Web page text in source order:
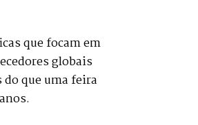
que focam em
globais
que uma feira